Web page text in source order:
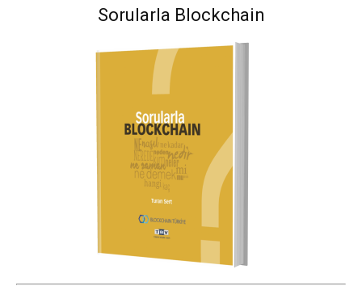
Sorularla Blockchain